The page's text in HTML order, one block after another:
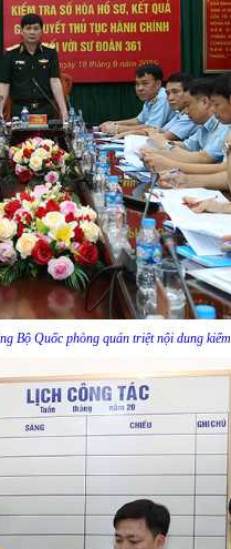
Bộ Quốc phòng quán triệt nội dung